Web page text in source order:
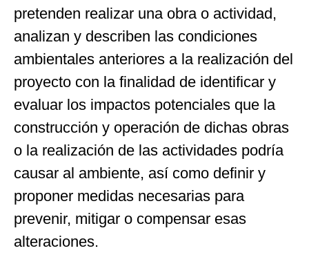
pretenden realizar una obra o actividad,
analizan y describen las condiciones
ambientales anteriores a la realización del
proyecto con la finalidad de identificar y
evaluar los impactos potenciales que la
construcción y operación de dichas obras
o la realización de las actividades podría
causar al ambiente, así como definir y
proponer medidas necesarias para
prevenir, mitigar o compensar esas
alteraciones.